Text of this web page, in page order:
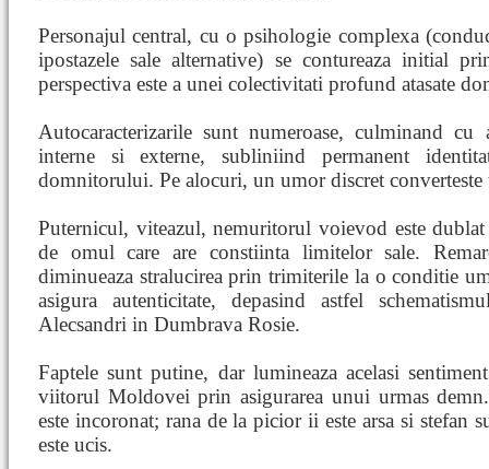
Personajul central, cu o psihologie complexa
ipostazele sale alternative) se contureaza initial
perspectiva este a unei colectivitati profund atasate
Autocaracterizarile sunt numeroase, culminand
interne si externe, subliniind permanent
domnitorului. Pe alocuri, un umor discret
Puternicul, viteazul, nemuritorul voievod este
de omul care are constiinta limitelor sale.
diminueaza stralucirea prin trimiterile la o conditie
asigura autenticitate, depasind astfel
Alecsandri in Dumbrava Rosie.
Faptele sunt putine, dar lumineaza acelasi
viitorul Moldovei prin asigurarea unui urmas
este incoronat; rana de la picior ii este arsa si stefan
este ucis.